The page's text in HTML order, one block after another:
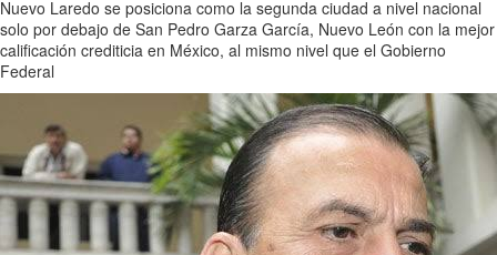
Nuevo Laredo se posiciona como la segunda ciudad a nivel nacional
solo por debajo de San Pedro Garza García, Nuevo León con la mejor
calificación crediticia en México, al mismo nivel que el Gobierno
Federal